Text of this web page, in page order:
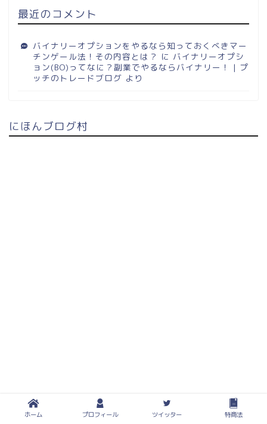
最近のコメント
バイナリーオプションをやるなら知っておくべきマー
チンゲール法！その内容とは？ に バイナリーオプシ
ョン(BO)ってなに？副業でやるならバイナリー！ | プ
ッチのトレードブログ より
にほんブログ村
プライバシーポリシー
免責事項
ホーム プロフィール ツイッター 特商法